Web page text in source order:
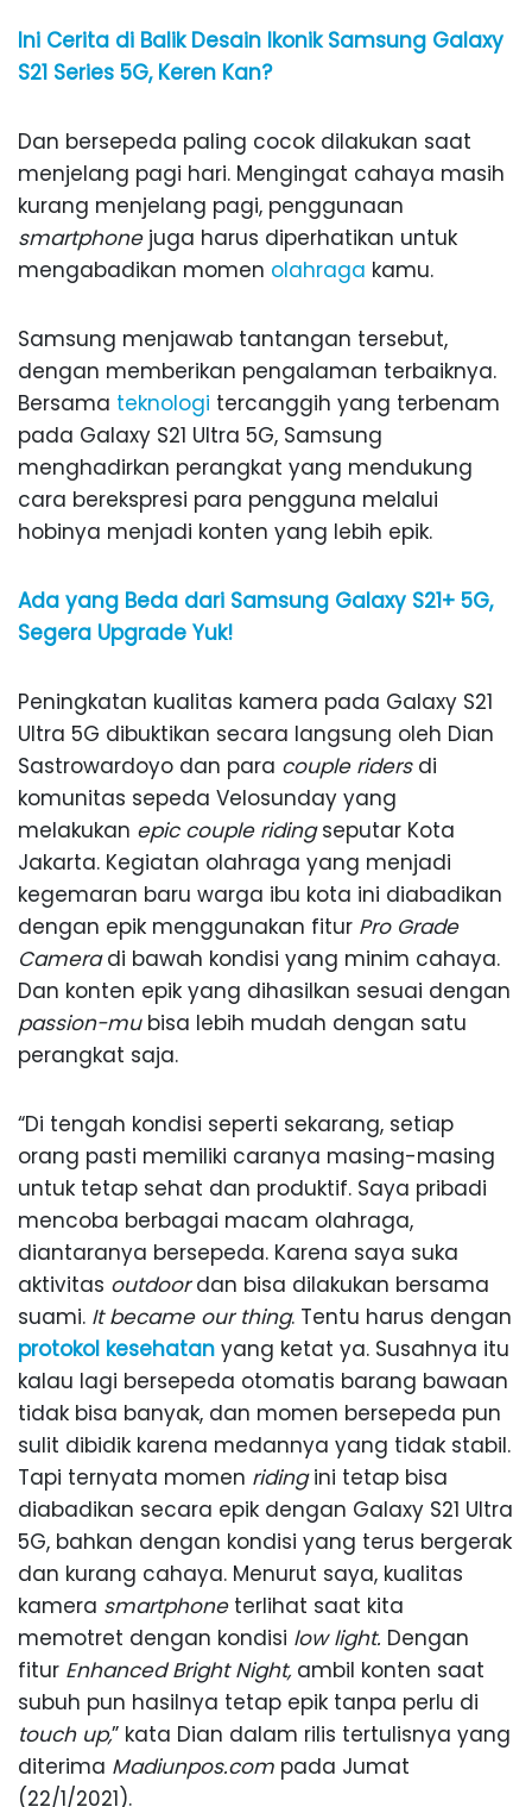
Ini Cerita di Balik Desain Ikonik Samsung Galaxy
S21 Series 5G, Keren Kan?
Dan bersepeda paling cocok dilakukan saat
menjelang pagi hari. Mengingat cahaya masih
kurang menjelang pagi, penggunaan
smartphonejuga harus diperhatikan untuk
mengabadikan momen olahraga kamu.
Samsung menjawab tantangan tersebut,
dengan memberikan pengalaman terbaiknya.
Bersama teknologi tercanggih yang terbenam
pada Galaxy S21 Ultra 5G, Samsung
menghadirkan perangkat yang mendukung
cara berekspresi para pengguna melalui
hobinya menjadi konten yang lebih epik.
Ada yang Beda dari Samsung Galaxy S21+ 5G,
Segera Upgrade Yuk!
Peningkatan kualitas kamera pada Galaxy S21
Ultra 5G dibuktikan secara langsung oleh Dian
Sastrowardoyo dan para couple ridersdi
komunitas sepeda Velosunday yang
melakukan epic couple ridingseputar Kota
Jakarta. Kegiatan olahraga yang menjadi
kegemaran baru warga ibu kota ini diabadikan
dengan epik menggunakan fitur Pro Grade
Cameradi bawah kondisi yang minim cahaya.
Dan konten epik yang dihasilkan sesuai dengan
passion-mubisa lebih mudah dengan satu
perangkat saja.
“Di tengah kondisi seperti sekarang, setiap
orang pasti memiliki caranya masing-masing
untuk tetap sehat dan produktif. Saya pribadi
mencoba berbagai macam olahraga,
diantaranya bersepeda. Karena saya suka
aktivitas outdoordan bisa dilakukan bersama
suami. It became our thing. Tentu harus dengan
protokol kesehatan yang ketat ya. Susahnya itu
kalau lagi bersepeda otomatis barang bawaan
tidak bisa banyak, dan momen bersepeda pun
sulit dibidik karena medannya yang tidak stabil.
Tapi ternyata momen ridingini tetap bisa
diabadikan secara epik dengan Galaxy S21 Ultra
5G, bahkan dengan kondisi yang terus bergerak
dan kurang cahaya. Menurut saya, kualitas
kamera smartphoneterlihat saat kita
memotret dengan kondisi low light. Dengan
fitur Enhanced Bright Night, ambil konten saat
subuh pun hasilnya tetap epik tanpa perlu di
touch up,” kata Dian dalam rilis tertulisnya yang
diterima Madiunpos.com pada Jumat
(22/1/2021).